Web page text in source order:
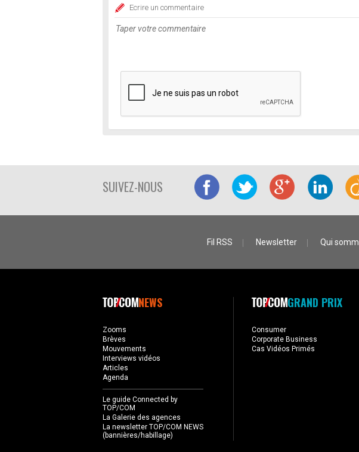
Ecrire un commentaire
SUIVEZ-NOUS
Fil RSS Newsletter Qui
NEWS
Zooms
Brèves
Mouvements
Interviews vidéos
Articles
Agenda
Le guide Connected by
TOP/COM
La Galerie des agences
La newsletter TOP/COM NEWS
(bannières/habillage)
GRAND PRIX
Consumer
Corporate Business
Cas Vidéos Primés